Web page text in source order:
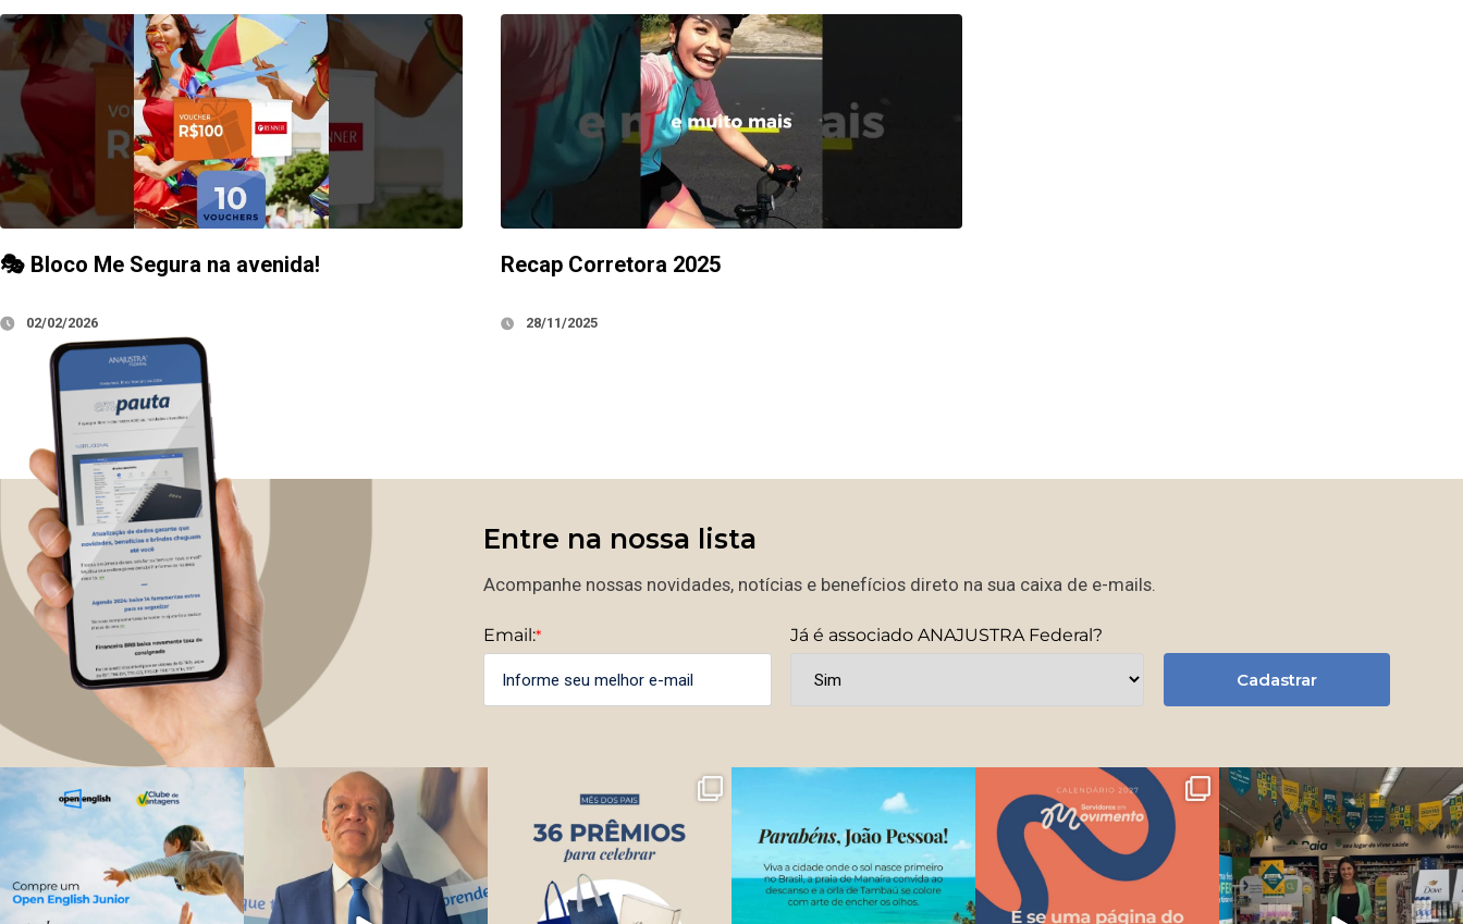
🎭 Bloco Me Segura na avenida!
02/02/2026
Recap Corretora 2025
28/11/2025
Entre na nossa lista
Acompanhe nossas novidades, notícias e benefícios direto na sua caixa de e-mails.
Email:* Já é associado ANAJUSTRA Federal?
Cadastrar